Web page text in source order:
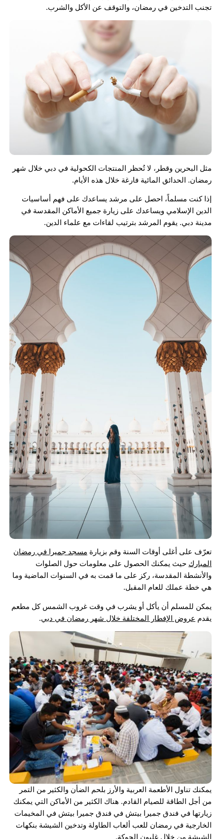
تجنب التدخين في رمضان، والتوقف عن الأكل والشرب.
مثل البحرين وقطر، لا تُحظر المنتجات الكحولية في دبي خلال شهر
رمضان. الحدائق المائية فارغة خلال هذه الأيام.
إذا كنت مسلماً، احصل على مرشد يساعدك على فهم أساسيات
الدين الإسلامي ويساعدك على زيارة جميع الأماكن المقدسة في
مدينة دبي. يقوم المرشد بترتيب لقاءات مع علماء الدين.
تعرّف على أغلى أوقات السنة وقم بزيارة مسجد جميرا في رمضان
المبارك حيث يمكنك الحصول على معلومات حول الصلوات
والأنشطة المقدسة، ركز على ما قمت به في السنوات الماضية وما
هي خطة عملك للعام المقبل.
يمكن للمسلم أن يأكل أو يشرب في وقت غروب الشمس كل مطعم
يقدم عروض الإفطار المختلفة خلال شهر رمضان في دبي.
يمكنك تناول الأطعمة العربية والأرز بلحم الضأن والكثير من التمر
من أجل الطاقة للصيام القادم. هناك الكثير من الأماكن التي يمكنك
زيارتها في فندق جميرا بيتش في فندق جميرا بيتش في المخيمات
الخارجية في رمضان للعب ألعاب الطاولة وتدخين الشيشة بنكهات
الشيشة من خلال غليون الحوكة.